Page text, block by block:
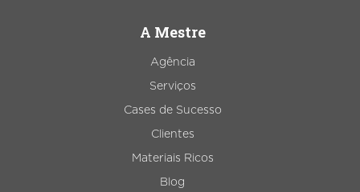
A Mestre
Agência
Serviços
Cases de Sucesso
Clientes
Materiais Ricos
Blog